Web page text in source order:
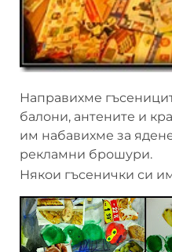
Направихме
балони, антените и
им набавихме за
рекламни брошури.
Някои гъсенички си